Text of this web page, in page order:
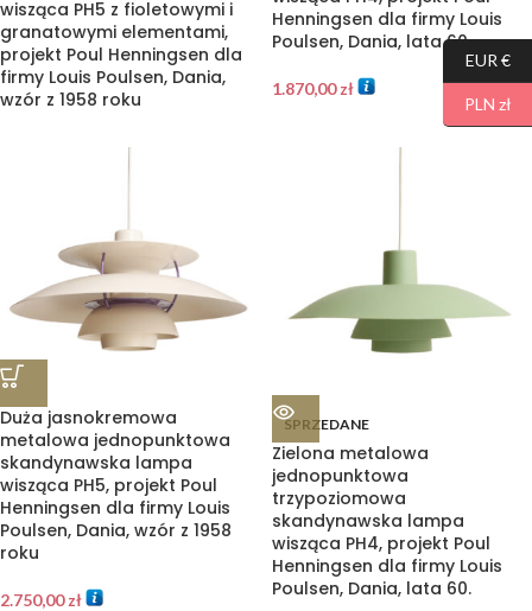
wisząca PH5 z fioletowymi i
granatowymi elementami,
projekt Poul Henningsen dla
firmy Louis Poulsen, Dania,
wzór z 1958 roku
Henningsen dla firmy Louis
Poulsen, Dania, lata 60.
1.870,00zł
Duża jasnokremowa
metalowa jednopunktowa
skandynawska lampa
wisząca PH5, projekt Poul
Henningsen dla firmy Louis
Poulsen, Dania, wzór z 1958
roku
2.750,00zł
SPRZEDANE
Zielona metalowa
jednopunktowa
trzypoziomowa
skandynawska lampa
wisząca PH4, projekt Poul
Henningsen dla firmy Louis
Poulsen, Dania, lata 60.
EUR €
PLN zł